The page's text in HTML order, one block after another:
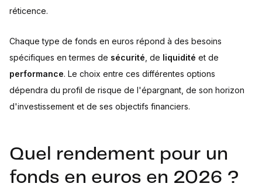
réticence.
Chaque type de fonds en euros répond à des besoins
spécifiques en termes de sécurité , de liquidité et de
performance. Le choix entre ces différentes options
dépendra du profil de risque de l'épargnant, de son horizon
d'investissement et de ses objectifs financiers.
Quel rendement pour un
fonds en euros en 2026 ?